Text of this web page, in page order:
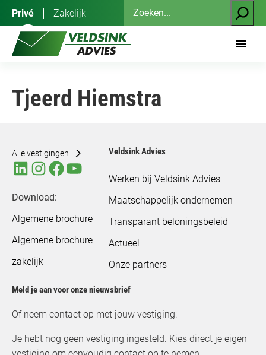
inhoud
Privé Zakelijk
Zoeken
Tjeerd Hiemstra
Alle vestigingen
Download:
Algemene brochure
Algemene brochure
zakelijk
Veldsink Advies
Werken bij Veldsink Advies
Maatschappelijk ondernemen
Transparant beloningsbeleid
Actueel
Onze partners
Meld je aan voor onze nieuwsbrief
Of neem contact op met jouw vestiging:
Je hebt nog geen vestiging ingesteld. Kies direct je eigen